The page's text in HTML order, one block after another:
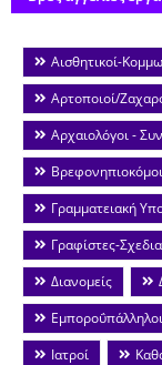
Αισθητικοί-
Αρτοποιοί/
Αρχαιολόγοι -
Γραμματειακή
Γραφίστες-
Διανομείς
Εμποροΰπάλληλοι
Ιατροί